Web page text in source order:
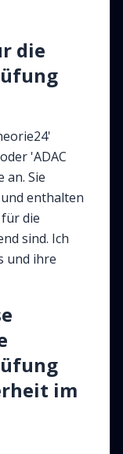
die
'ADAC
Sie
enthalten
die
sind. Ich
und ihre
im